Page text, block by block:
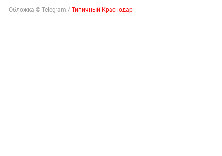
Обложка © Telegram /Типичный Краснодар